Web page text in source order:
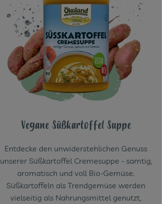
Vegane Süßkartoffel Suppe
Entdecke den unwiderstehlichen Genuss
unserer Süßkartoffel Cremesuppe - samtig,
aromatisch und voll Bio-Gemüse.
Süßkartoffeln als Trendgemüse werden
vielseitig als Nahrungsmittel genutzt,